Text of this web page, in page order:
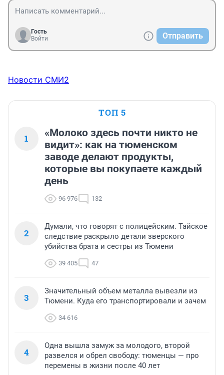
Гость
Войти
Отправить
Новости СМИ2
ТОП 5
1
«Молоко здесь почти никто не
видит»: как на тюменском
заводе делают продукты,
которые вы покупаете каждый
день
96 976 132
2
Думали, что говорят с полицейским. Тайское
следствие раскрыло детали зверского
убийства брата и сестры из Тюмени
39 405 47
3
Значительный объем металла вывезли из
Тюмени. Куда его транспортировали и зачем
34 616
4
Одна вышла замуж за молодого, второй
развелся и обрел свободу: тюменцы — про
перемены в жизни после 40 лет